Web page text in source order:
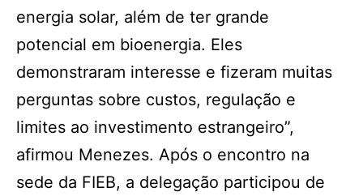
energia solar, além de ter grande
potencial em bioenergia. Eles
demonstraram interesse e fizeram muitas
perguntas sobre custos, regulação e
limites ao investimento estrangeiro”,
afirmou Menezes. Após o encontro na
sede da FIEB, a delegação participou de